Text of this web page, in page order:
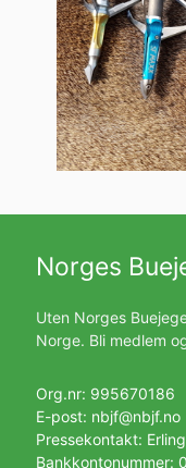
Norges
Uten Norges
Norge. Bli medlem
Org.nr: 995670186
E-post: nbjf@nbjf.no
Pressekontakt:
Bankkontonummer: